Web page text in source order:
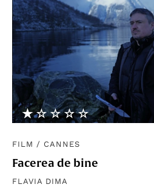
★★★★★
☆☆☆☆☆
FILM / CANNES
Facerea de bine
FLAVIA DIMA